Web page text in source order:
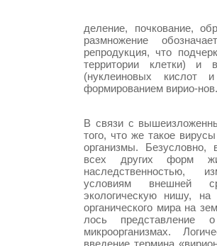
деление, почкование,
размножение
репродукция, что
территории клетки) и
(нуклеиновых
формированием вирио-нов.
В связи с
того, что же такое
организмы.
всех других форм
наследственностью,
условиям внешней
экологическую нишу,
органического мира на
лось
микроорганизмах.